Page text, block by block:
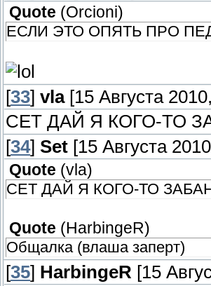
Quote (Orcioni)
ЕСЛИ ЭТО ОПЯТЬ ПРО
[33] vla[15 Августа
СЕТ ДАЙ Я КОГО-ТО
[34] Set [15 Августа
Quote (vla)
СЕТ ДАЙ Я КОГО-ТО
Quote ( HarbingeR)
Общалка (влаша заперт)
[35] HarbingeR [15